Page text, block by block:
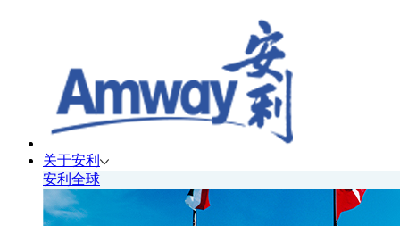
关于安利
安利全球